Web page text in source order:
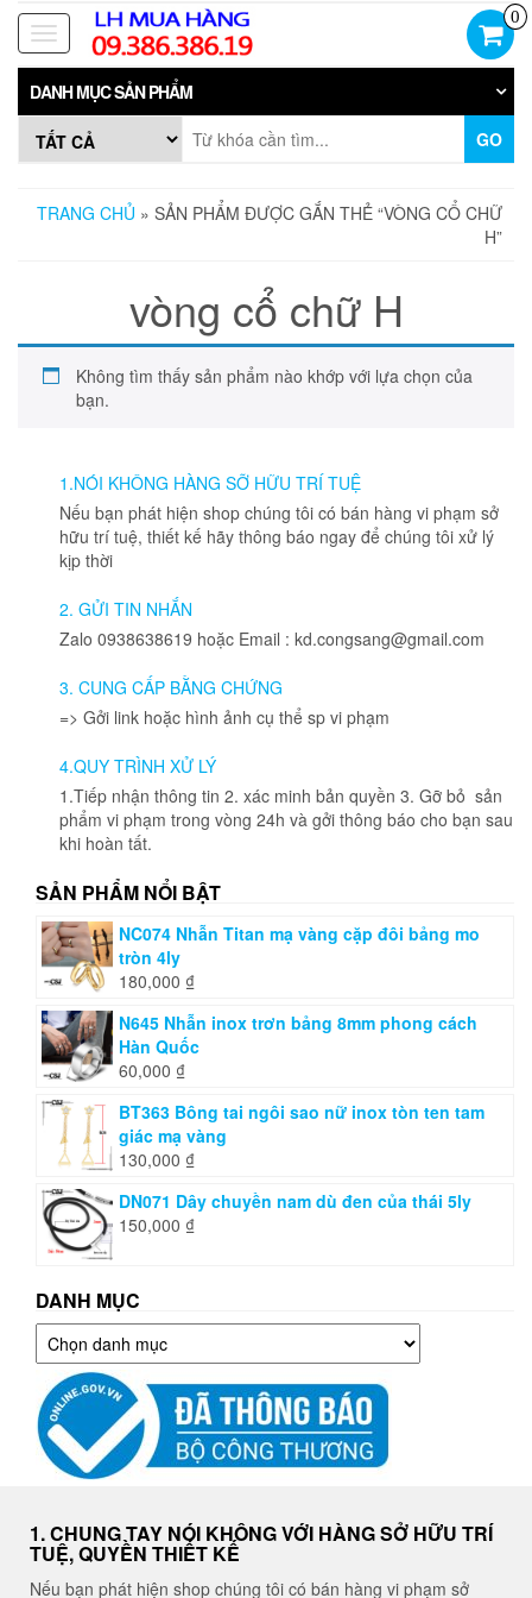
Skip
the
content
Toggle
navigation
0
DANH MỤC SẢN PHẨM
GO
TRANG CHỦ » SẢN PHẨM ĐƯỢC GẮN THẺ “VÒNG CỔ CHỮ
H”
vòng cổ chữ H
Không tìm thấy sản phẩm nào khớp với lựa chọn của
bạn.
1.NÓI KHÔNG HÀNG SỠ HỮU TRÍ TUỆ
Nếu bạn phát hiện shop chúng tôi có bán hàng vi phạm sở
hữu trí tuệ, thiết kế hãy thông báo ngay để chúng tôi xử lý
kịp thời
2. GỬI TIN NHẮN
Zalo 0938638619 hoặc Email : kd.congsang@gmail.com
3. CUNG CẤP BẰNG CHỨNG
=> Gởi link hoặc hình ảnh cụ thể sp vi phạm
4.QUY TRÌNH XỬ LÝ
1.Tiếp nhận thông tin 2. xác minh bản quyền 3. Gỡ bỏ sản
phẩm vi phạm trong vòng 24h và gởi thông báo cho bạn sau
khi hoàn tất.
SẢN PHẨM NỔI BẬT
NC074 Nhẫn Titan mạ vàng cặp đôi bảng mo
tròn 4ly
180,000 ₫
N645 Nhẫn inox trơn bảng 8mm phong cách
Hàn Quốc
60,000 ₫
BT363 Bông tai ngôi sao nữ inox tòn ten tam
giác mạ vàng
130,000 ₫
DN071 Dây chuyền nam dù đen của thái 5ly
150,000 ₫
DANH MỤC
Danh
mục
1. CHUNG TAY NÓI KHÔNG VỚI HÀNG SỞ HỮU TRÍ
TUỆ, QUYỀN THIẾT KẾ
Nếu bạn phát hiện shop chúng tôi có bán hàng vi phạm sở